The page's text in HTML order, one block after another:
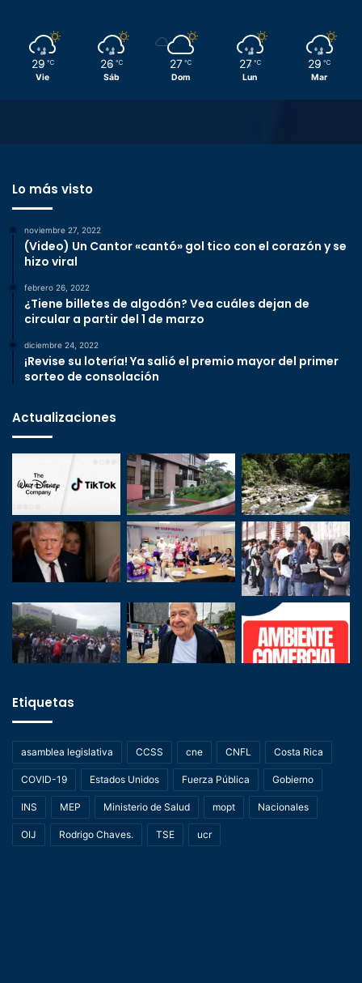
29 ℃
Vie
26 ℃
Sáb
27 ℃
Dom
27 ℃
Lun
29 ℃
Mar
Lo más visto
noviembre 27, 2022
(Video) Un Cantor «cantó» gol tico con el corazón y se
hizo viral
febrero 26, 2022
¿Tiene billetes de algodón? Vea cuáles dejan de
circular a partir del 1 de marzo
diciembre 24, 2022
¡Revise su lotería! Ya salió el premio mayor del primer
sorteo de consolación
Actualizaciones
Etiquetas
asamblea legislativa CCSS cne CNFL Costa Rica
COVID-19 Estados Unidos Fuerza Pública Gobierno
INS MEP Ministerio de Salud mopt Nacionales
OIJ Rodrigo Chaves. TSE ucr